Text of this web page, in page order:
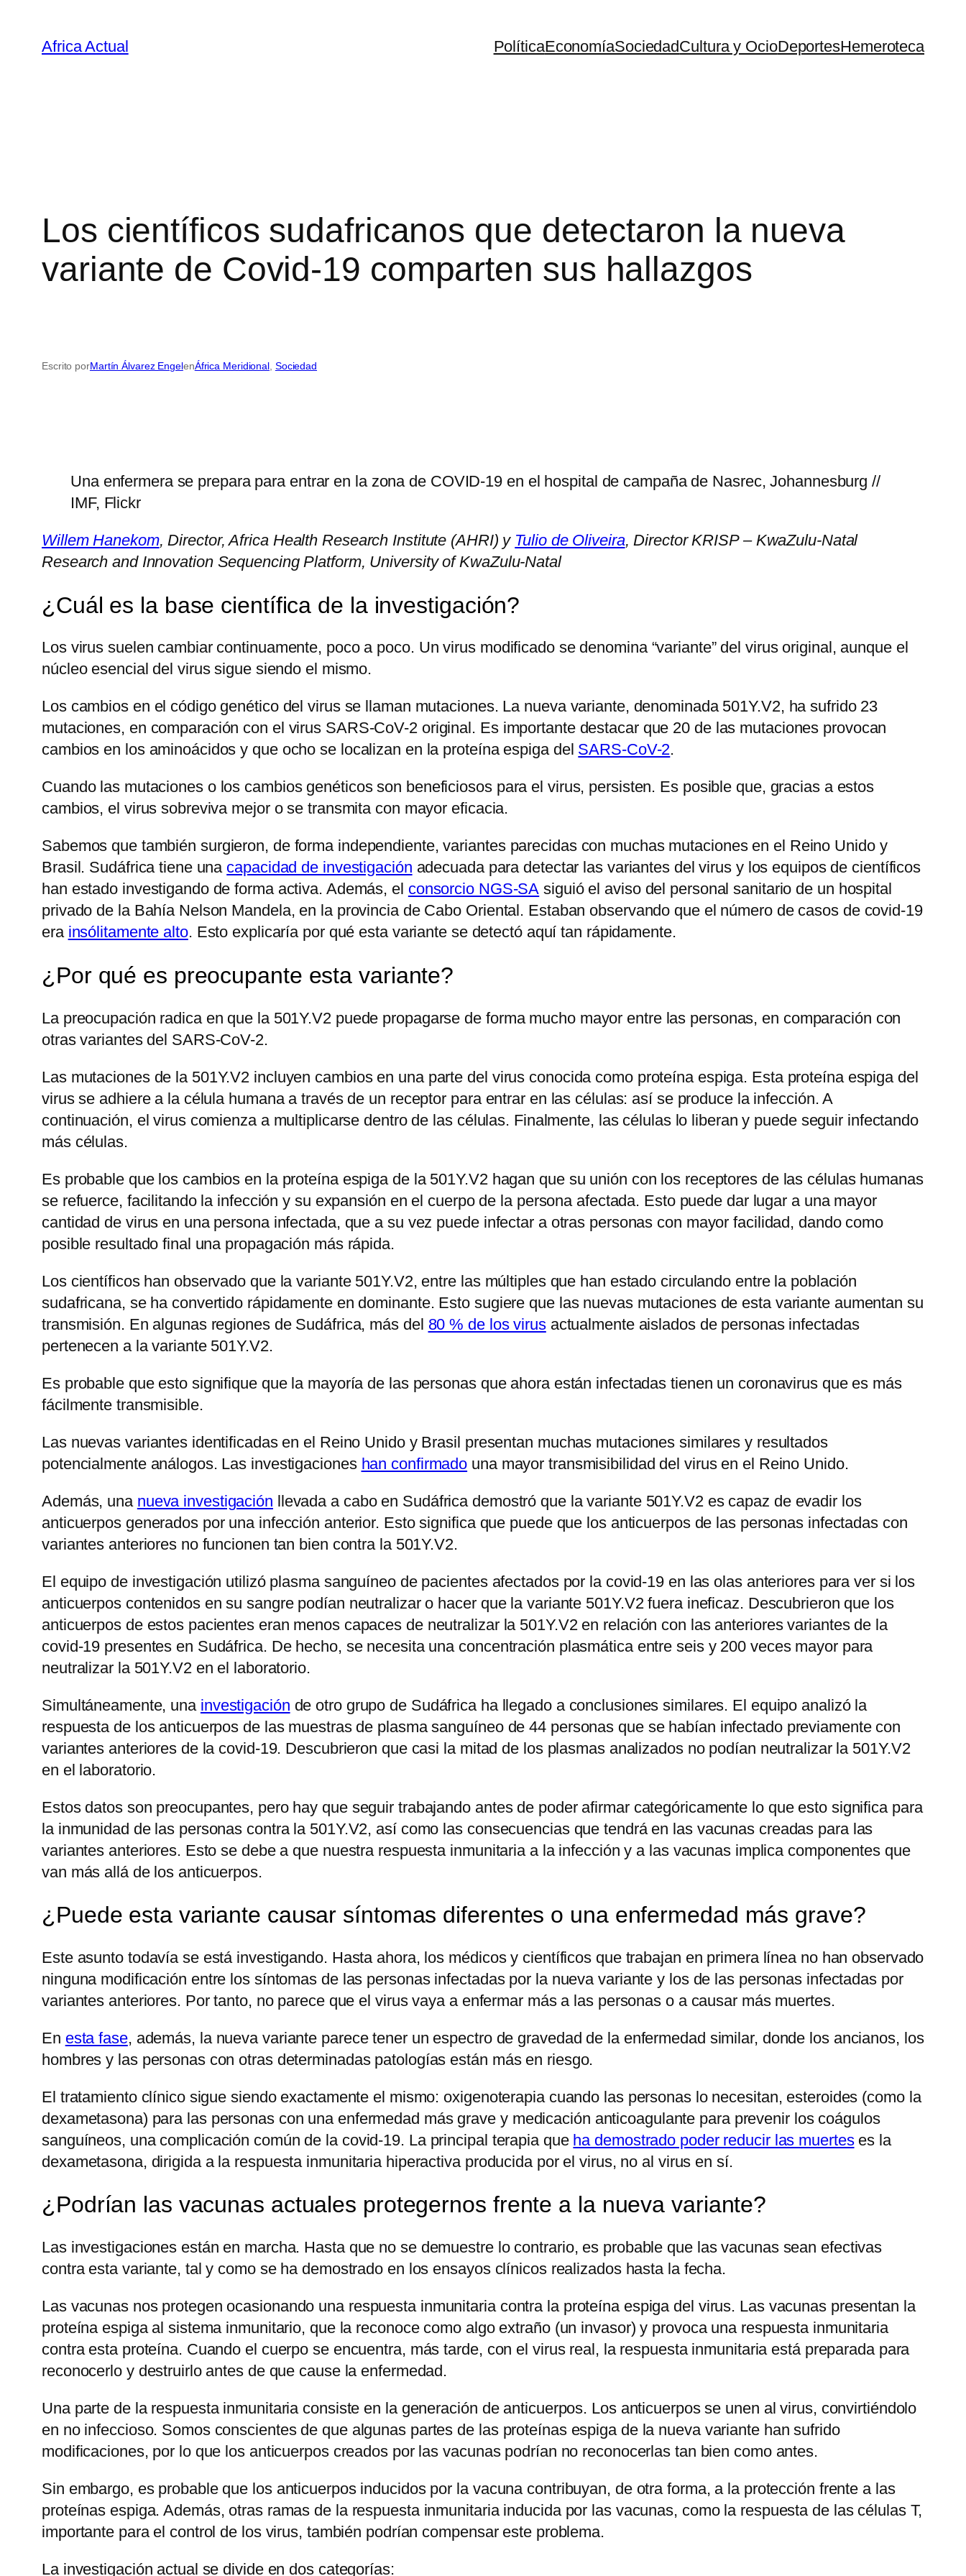
contenido
Africa Actual PolíticaEconomíaSociedadCultura y OcioDeportesHemeroteca
Los científicos sudafricanos que detectaron la nueva
variante de Covid-19 comparten sus hallazgos
Escrito porMartín Álvarez EngelenÁfrica Meridional, Sociedad
Una enfermera se prepara para entrar en la zona de COVID-19 en el hospital de campaña de Nasrec, Johannesburg //
IMF, Flickr
Willem Hanekom, Director, Africa Health Research Institute (AHRI) y Tulio de Oliveira, Director KRISP – KwaZulu-Natal
Research and Innovation Sequencing Platform, University of KwaZulu-Natal
¿Cuál es la base científica de la investigación?
Los virus suelen cambiar continuamente, poco a poco. Un virus modificado se denomina “variante” del virus original, aunque el
núcleo esencial del virus sigue siendo el mismo.
Los cambios en el código genético del virus se llaman mutaciones. La nueva variante, denominada 501Y.V2, ha sufrido 23
mutaciones, en comparación con el virus SARS-CoV-2 original. Es importante destacar que 20 de las mutaciones provocan
cambios en los aminoácidos y que ocho se localizan en la proteína espiga del SARS-CoV-2.
Cuando las mutaciones o los cambios genéticos son beneficiosos para el virus, persisten. Es posible que, gracias a estos
cambios, el virus sobreviva mejor o se transmita con mayor eficacia.
Sabemos que también surgieron, de forma independiente, variantes parecidas con muchas mutaciones en el Reino Unido y
Brasil. Sudáfrica tiene una capacidad de investigación adecuada para detectar las variantes del virus y los equipos de científicos
han estado investigando de forma activa. Además, el consorcio NGS-SA siguió el aviso del personal sanitario de un hospital
privado de la Bahía Nelson Mandela, en la provincia de Cabo Oriental. Estaban observando que el número de casos de covid-19
era insólitamente alto. Esto explicaría por qué esta variante se detectó aquí tan rápidamente.
¿Por qué es preocupante esta variante?
La preocupación radica en que la 501Y.V2 puede propagarse de forma mucho mayor entre las personas, en comparación con
otras variantes del SARS-CoV-2.
Las mutaciones de la 501Y.V2 incluyen cambios en una parte del virus conocida como proteína espiga. Esta proteína espiga del
virus se adhiere a la célula humana a través de un receptor para entrar en las células: así se produce la infección. A
continuación, el virus comienza a multiplicarse dentro de las células. Finalmente, las células lo liberan y puede seguir infectando
más células.
Es probable que los cambios en la proteína espiga de la 501Y.V2 hagan que su unión con los receptores de las células humanas
se refuerce, facilitando la infección y su expansión en el cuerpo de la persona afectada. Esto puede dar lugar a una mayor
cantidad de virus en una persona infectada, que a su vez puede infectar a otras personas con mayor facilidad, dando como
posible resultado final una propagación más rápida.
Los científicos han observado que la variante 501Y.V2, entre las múltiples que han estado circulando entre la población
sudafricana, se ha convertido rápidamente en dominante. Esto sugiere que las nuevas mutaciones de esta variante aumentan su
transmisión. En algunas regiones de Sudáfrica, más del 80 % de los virusactualmente aislados de personas infectadas
pertenecen a la variante 501Y.V2.
Es probable que esto signifique que la mayoría de las personas que ahora están infectadas tienen un coronavirus que es más
fácilmente transmisible.
Las nuevas variantes identificadas en el Reino Unido y Brasil presentan muchas mutaciones similares y resultados
potencialmente análogos. Las investigaciones han confirmado una mayor transmisibilidad del virus en el Reino Unido.
Además, una nueva investigación llevada a cabo en Sudáfrica demostró que la variante 501Y.V2 es capaz de evadir los
anticuerpos generados por una infección anterior. Esto significa que puede que los anticuerpos de las personas infectadas con
variantes anteriores no funcionen tan bien contra la 501Y.V2.
El equipo de investigación utilizó plasma sanguíneo de pacientes afectados por la covid-19 en las olas anteriores para ver si los
anticuerpos contenidos en su sangre podían neutralizar o hacer que la variante 501Y.V2 fuera ineficaz. Descubrieron que los
anticuerpos de estos pacientes eran menos capaces de neutralizar la 501Y.V2 en relación con las anteriores variantes de la
covid-19 presentes en Sudáfrica. De hecho, se necesita una concentración plasmática entre seis y 200 veces mayor para
neutralizar la 501Y.V2 en el laboratorio.
Simultáneamente, una investigación de otro grupo de Sudáfrica ha llegado a conclusiones similares. El equipo analizó la
respuesta de los anticuerpos de las muestras de plasma sanguíneo de 44 personas que se habían infectado previamente con
variantes anteriores de la covid-19. Descubrieron que casi la mitad de los plasmas analizados no podían neutralizar la 501Y.V2
en el laboratorio.
Estos datos son preocupantes, pero hay que seguir trabajando antes de poder afirmar categóricamente lo que esto significa para
la inmunidad de las personas contra la 501Y.V2, así como las consecuencias que tendrá en las vacunas creadas para las
variantes anteriores. Esto se debe a que nuestra respuesta inmunitaria a la infección y a las vacunas implica componentes que
van más allá de los anticuerpos.
¿Puede esta variante causar síntomas diferentes o una enfermedad más grave?
Este asunto todavía se está investigando. Hasta ahora, los médicos y científicos que trabajan en primera línea no han observado
ninguna modificación entre los síntomas de las personas infectadas por la nueva variante y los de las personas infectadas por
variantes anteriores. Por tanto, no parece que el virus vaya a enfermar más a las personas o a causar más muertes.
En esta fase, además, la nueva variante parece tener un espectro de gravedad de la enfermedad similar, donde los ancianos, los
hombres y las personas con otras determinadas patologías están más en riesgo.
El tratamiento clínico sigue siendo exactamente el mismo: oxigenoterapia cuando las personas lo necesitan, esteroides (como la
dexametasona) para las personas con una enfermedad más grave y medicación anticoagulante para prevenir los coágulos
sanguíneos, una complicación común de la covid-19. La principal terapia que ha demostrado poder reducir las muerteses la
dexametasona, dirigida a la respuesta inmunitaria hiperactiva producida por el virus, no al virus en sí.
¿Podrían las vacunas actuales protegernos frente a la nueva variante?
Las investigaciones están en marcha. Hasta que no se demuestre lo contrario, es probable que las vacunas sean efectivas
contra esta variante, tal y como se ha demostrado en los ensayos clínicos realizados hasta la fecha.
Las vacunas nos protegen ocasionando una respuesta inmunitaria contra la proteína espiga del virus. Las vacunas presentan la
proteína espiga al sistema inmunitario, que la reconoce como algo extraño (un invasor) y provoca una respuesta inmunitaria
contra esta proteína. Cuando el cuerpo se encuentra, más tarde, con el virus real, la respuesta inmunitaria está preparada para
reconocerlo y destruirlo antes de que cause la enfermedad.
Una parte de la respuesta inmunitaria consiste en la generación de anticuerpos. Los anticuerpos se unen al virus, convirtiéndolo
en no infeccioso. Somos conscientes de que algunas partes de las proteínas espiga de la nueva variante han sufrido
modificaciones, por lo que los anticuerpos creados por las vacunas podrían no reconocerlas tan bien como antes.
Sin embargo, es probable que los anticuerpos inducidos por la vacuna contribuyan, de otra forma, a la protección frente a las
proteínas espiga. Además, otras ramas de la respuesta inmunitaria inducida por las vacunas, como la respuesta de las células T,
importante para el control de los virus, también podrían compensar este problema.
La investigación actual se divide en dos categorías: